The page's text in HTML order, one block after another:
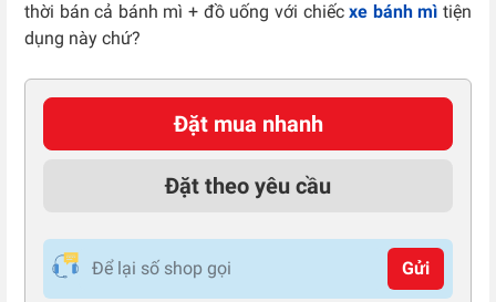
thời bán cả bánh mì + đồ uống với chiếcxe bánh mì tiện
dụng này chứ?
Đặt mua nhanh
Đặt theo yêu cầu
Gửi